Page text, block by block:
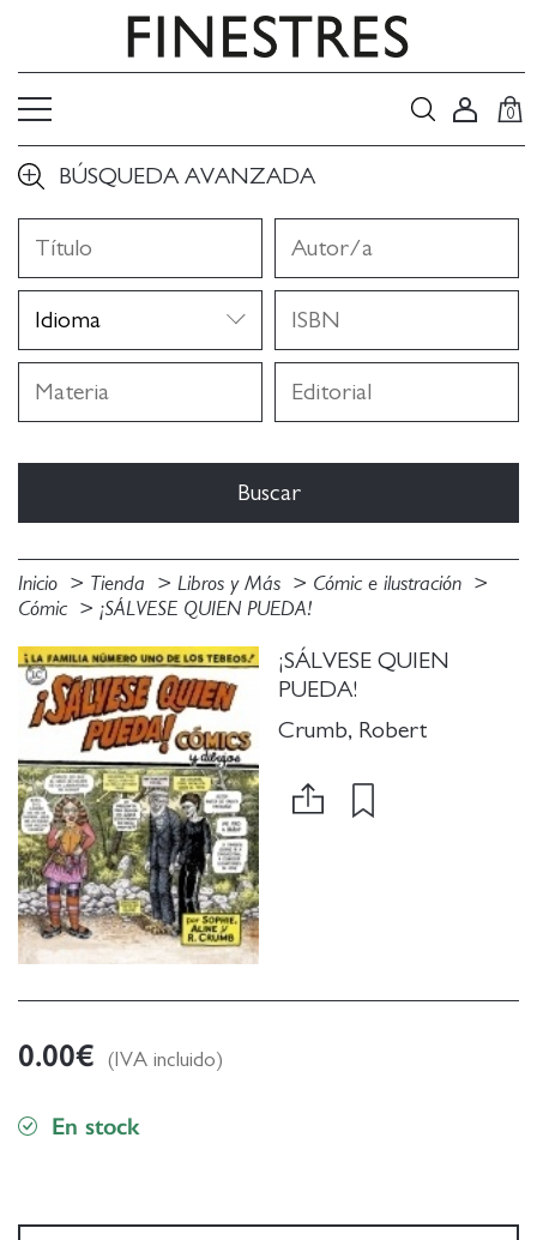
0
BÚSQUEDA AVANZADA
Inicio Tienda Libros y Más
Cómic e ilustración
Cómic
¡SÁLVESE QUIEN PUEDA!
¡SÁLVESE QUIEN
PUEDA!
Crumb, Robert
0.00€ (IVA incluido)
En stock